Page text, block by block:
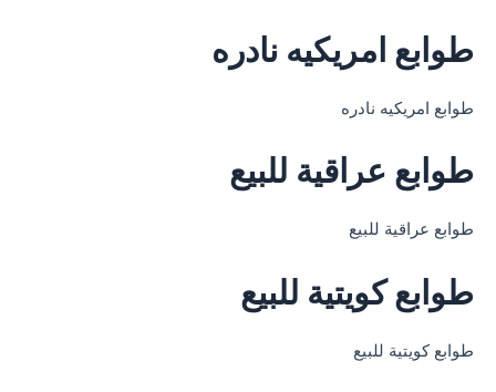
طوابع امريكيه نادره
طوابع امريكيه نادره
طوابع عراقية للبيع
طوابع عراقية للبيع
طوابع كويتية للبيع
طوابع كويتية للبيع